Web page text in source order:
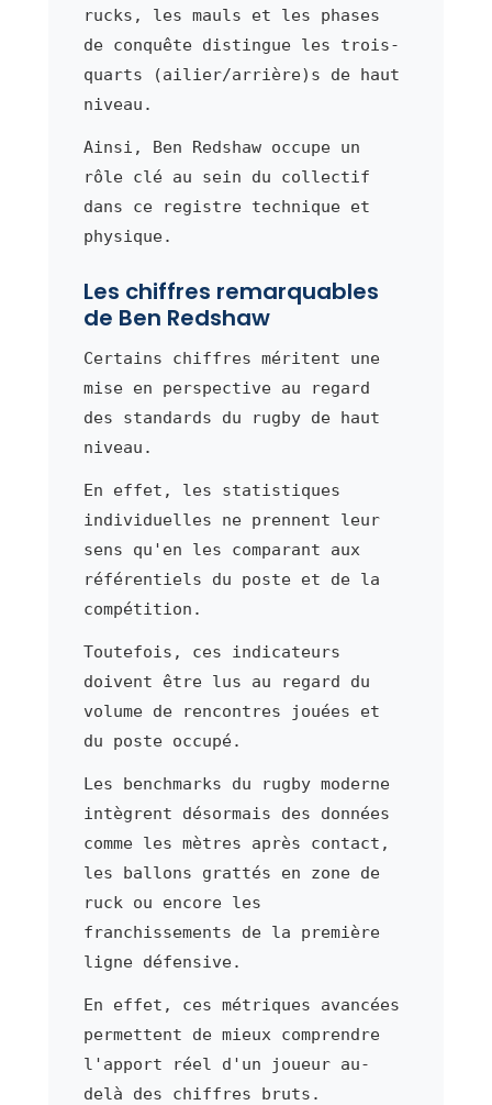
rucks, les mauls et les phases
de conquête distingue les trois-
quarts (ailier/arrière)s de haut
niveau.
Ainsi, Ben Redshaw occupe un
rôle clé au sein du collectif
dans ce registre technique et
physique.
Les chiffres remarquables
de Ben Redshaw
Certains chiffres méritent une
mise en perspective au regard
des standards du rugby de haut
niveau.
En effet, les statistiques
individuelles ne prennent leur
sens qu'en les comparant aux
référentiels du poste et de la
compétition.
Toutefois, ces indicateurs
doivent être lus au regard du
volume de rencontres jouées et
du poste occupé.
Les benchmarks du rugby moderne
intègrent désormais des données
comme les mètres après contact,
les ballons grattés en zone de
ruck ou encore les
franchissements de la première
ligne défensive.
En effet, ces métriques avancées
permettent de mieux comprendre
l'apport réel d'un joueur au-
delà des chiffres bruts.